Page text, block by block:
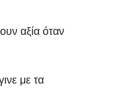
αξία όταν
με τα